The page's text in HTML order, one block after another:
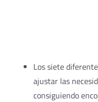
Los siete
ajustar las
consiguiendo